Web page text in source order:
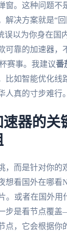
窗。这种问题不
解决方案就是“
误以为你身在国
可靠的加速器，
赛事。我建议番
比如智能优化线
真的寸步难行。
器的关
，而是针对你的
想看国外在哪看
。或者在国外用
步是看节点覆
点，它会根据你